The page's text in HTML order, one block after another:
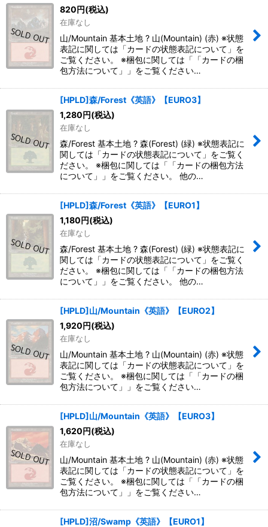
820円(税込)
在庫なし
山/Mountain 基本土地 ? 山(Mountain) (赤) ※状態
表記に関しては「カードの状態表記について」を
ご覧ください。 ※梱包に関しては「「カードの梱
包方法について」」をご覧ください…
[HPLD]森/Forest《英語》【EURO3】
1,280円(税込)
在庫なし
森/Forest 基本土地 ? 森(Forest) (緑) ※状態表記に
関しては「カードの状態表記について」をご覧く
ださい。 ※梱包に関しては「「カードの梱包方法
について」」をご覧ください。 他の…
[HPLD]森/Forest《英語》【EURO1】
1,180円(税込)
在庫なし
森/Forest 基本土地 ? 森(Forest) (緑) ※状態表記に
関しては「カードの状態表記について」をご覧く
ださい。 ※梱包に関しては「「カードの梱包方法
について」」をご覧ください。 他の…
[HPLD]山/Mountain《英語》【EURO2】
1,920円(税込)
在庫なし
山/Mountain 基本土地 ? 山(Mountain) (赤) ※状態
表記に関しては「カードの状態表記について」を
ご覧ください。 ※梱包に関しては「「カードの梱
包方法について」」をご覧ください…
[HPLD]山/Mountain《英語》【EURO3】
1,620円(税込)
在庫なし
山/Mountain 基本土地 ? 山(Mountain) (赤) ※状態
表記に関しては「カードの状態表記について」を
ご覧ください。 ※梱包に関しては「「カードの梱
包方法について」」をご覧ください…
[HPLD]沼/Swamp《英語》【EURO1】